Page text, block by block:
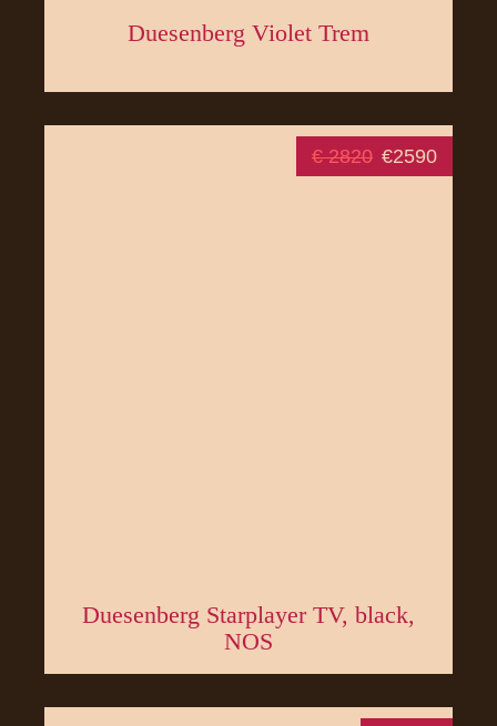
Duesenberg Violet Trem
€ 2820 €2590
Duesenberg Starplayer TV, black,
NOS